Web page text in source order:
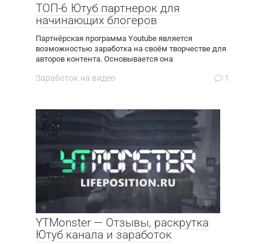
ТОП-6 Ютуб партнерок для
начинающих блогеров
Партнёрская программа Youtube является
возможностью заработка на своём творчестве для
авторов контента. Основывается она
Заработок на видео 1
YTMonster — Отзывы, раскрутка
Ютуб канала и заработок